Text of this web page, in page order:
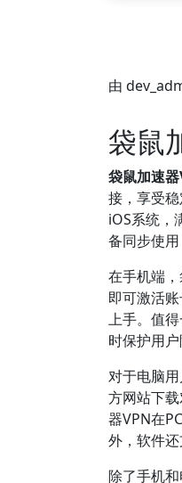
由
袋鼠
袋鼠加速
接，享受
iOS系统，
备同步使用
在手机端
即可激活
上手。值
时保护用户
对于电脑
方网站下
器VPN在
外，软件
除了手机